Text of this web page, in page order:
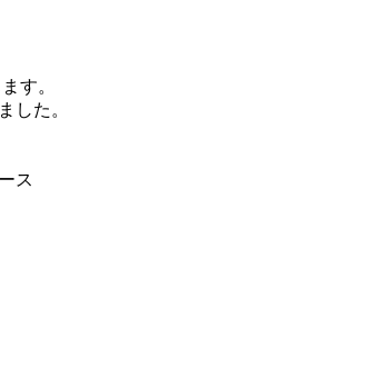
す。
した。
ス